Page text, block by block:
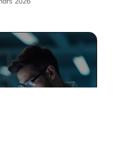
inconvénients